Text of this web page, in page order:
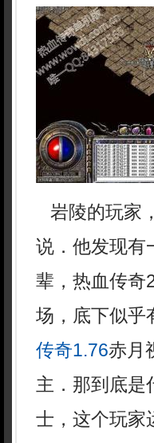
岩陵的玩家
说．他发现有
辈，热血传奇
场，底下似乎
传奇1.76赤月
主．那到底
士，这个玩家